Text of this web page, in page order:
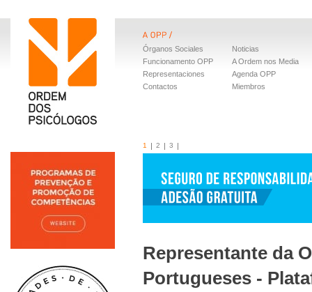
Órganos Sociales
Funcionamento OPP
Representaciones
Contactos
Noticias
A Ordem nos Media
Agenda OPP
Miembros
1 2 3
Representante da
Portugueses -